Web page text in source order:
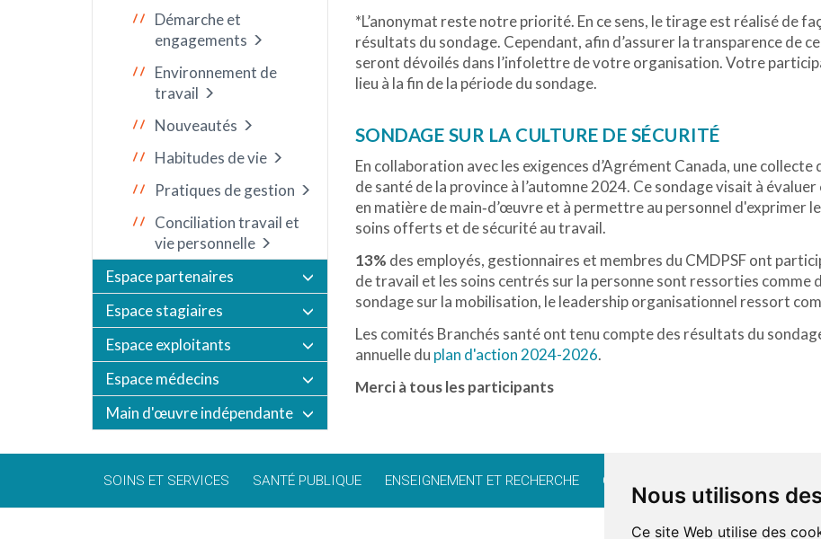
Nous utilisons
Ce site Web utilise des
Démarche et
engagements
Environnement de
travail
Nouveautés
Habitudes de vie
Pratiques de gestion
Conciliation travail et
vie personnelle
Espace partenaires
Espace stagiaires
Espace exploitants
Espace médecins
Main d'œuvre indépendante
*L’anonymat reste notre priorité. En ce sens, le tirage est réalisé de
résultats du sondage. Cependant, afin d’assurer la transparence de
seront dévoilés dans l’infolettre de votre organisation. Votre
lieu à la fin de la période du sondage.
SONDAGE SUR LA CULTURE DE SÉCURITÉ
En collaboration avec les exigences d’Agrément Canada, une
de santé de la province à l’automne 2024. Ce sondage visait à
en matière de main‑d’œuvre et à permettre au personnel d'exprimer
soins offerts et de sécurité au travail.
13% des employés, gestionnaires et membres du CMDPSF ont
de travail et les soins centrés sur la personne sont ressorties comme
sondage sur la mobilisation, le leadership organisationnel ressort
Les comités Branchés santé ont tenu compte des résultats du
annuelle du plan d'action 2024-2026.
Merci à tous les participants
SOINS ET SERVICES SANTÉ PUBLIQUE ENSEIGNEMENT ET RECHERCHE CARRIÈRE